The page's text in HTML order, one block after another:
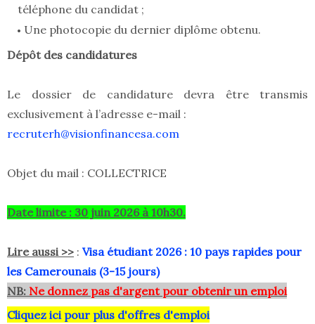
téléphone du candidat ;
Une photocopie du dernier diplôme obtenu.
Dépôt des candidatures
Le dossier de candidature devra être transmis
exclusivement à l’adresse e-mail :
recruterh@visionfinancesa.com
Objet du mail : COLLECTRICE
Date limite : 30 juin 2026 à 10h30.
Lire aussi >> : Visa étudiant 2026 : 10 pays rapides pour
les Camerounais (3-15 jours)
NB: Ne donnez pas d'argent pour obtenir un emploi
Cliquez ici pour plus d'offres d'emploi